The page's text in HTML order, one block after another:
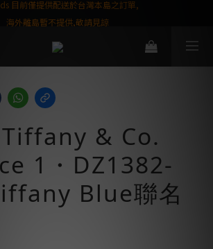
& Co.
1・DZ1382-
Blue聯名
屬購物金❤️
目前僅提供配送於台灣本島之訂單,
海外離島暫不提供,敬請見諒